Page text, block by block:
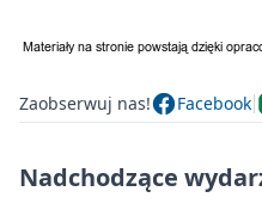
Zaobserwuj nas! Facebook
Nadchodzące